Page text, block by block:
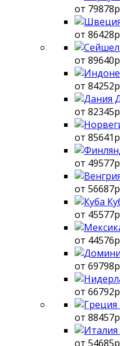
от
от
от
от
от
от
от
от
от
от
от
от
от
от